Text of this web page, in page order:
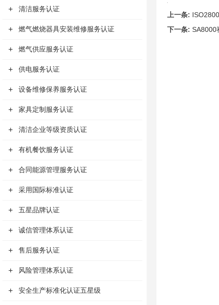
+ 清洁服务认证
+ 燃气燃烧器具安装维修服务认证
+ 燃气供应服务认证
+ 供电服务认证
+ 设备维修保养服务认证
+ 家具定制服务认证
+ 清洁企业等级资质认证
+ 有机餐饮服务认证
+ 合同能源管理服务认证
+ 采用国际标准认证
+ 五星品牌认证
+ 诚信管理体系认证
+ 售后服务认证
+ 风险管理体系认证
+ 安全生产标准化认证五星级
上一条:
下一条: SA8000